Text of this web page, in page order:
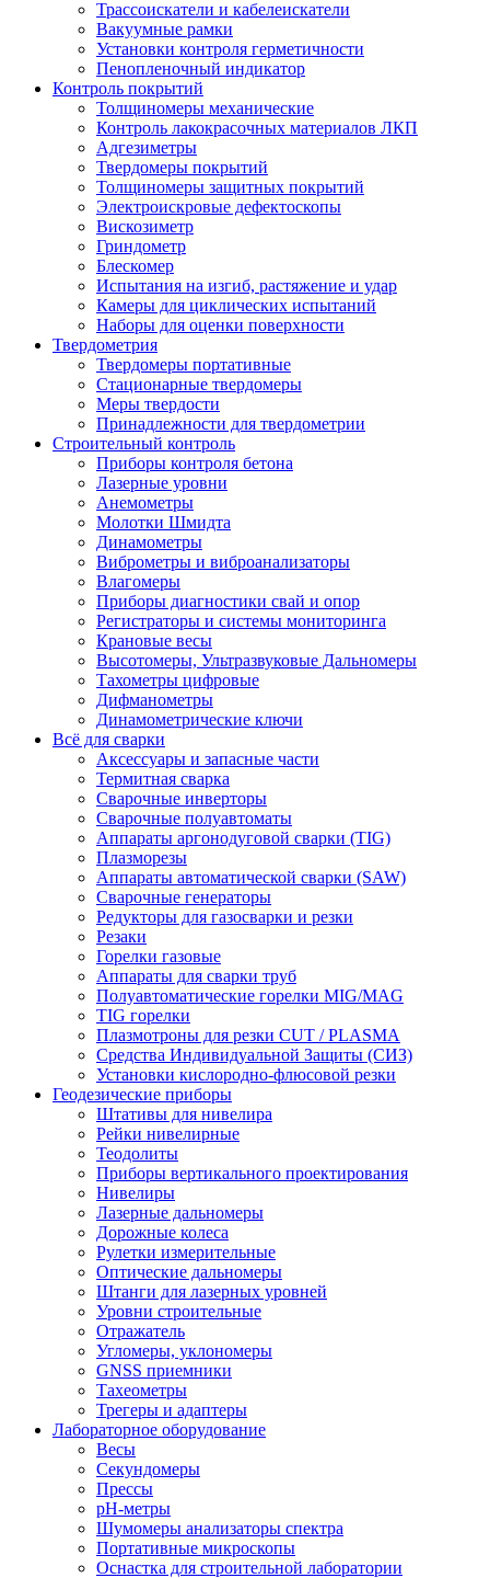
Трассоискатели и кабелеискатели
Вакуумные рамки
Установки контроля герметичности
Пенопленочный индикатор
Контроль покрытий
Толщиномеры механические
Контроль лакокрасочных материалов ЛКП
Адгезиметры
Твердомеры покрытий
Толщиномеры защитных покрытий
Электроискровые дефектоскопы
Вискозиметр
Гриндометр
Блескомер
Испытания на изгиб, растяжение и удар
Камеры для циклических испытаний
Наборы для оценки поверхности
Твердометрия
Твердомеры портативные
Стационарные твердомеры
Меры твердости
Принадлежности для твердометрии
Строительный контроль
Приборы контроля бетона
Лазерные уровни
Анемометры
Молотки Шмидта
Динамометры
Виброметры и виброанализаторы
Влагомеры
Приборы диагностики свай и опор
Регистраторы и системы мониторинга
Крановые весы
Высотомеры, Ультразвуковые Дальномеры
Тахометры цифровые
Дифманометры
Динамометрические ключи
Всё для сварки
Аксессуары и запасные части
Термитная сварка
Сварочные инверторы
Сварочные полуавтоматы
Аппараты аргонодуговой сварки (TIG)
Плазморезы
Аппараты автоматической сварки (SAW)
Сварочные генераторы
Редукторы для газосварки и резки
Резаки
Горелки газовые
Аппараты для сварки труб
Полуавтоматические горелки MIG/MAG
TIG горелки
Плазмотроны для резки CUT / PLASMA
Средства Индивидуальной Защиты (СИЗ)
Установки кислородно-флюсовой резки
Геодезические приборы
Штативы для нивелира
Рейки нивелирные
Теодолиты
Приборы вертикального проектирования
Нивелиры
Лазерные дальномеры
Дорожные колеса
Рулетки измерительные
Оптические дальномеры
Штанги для лазерных уровней
Уровни строительные
Отражатель
Угломеры, уклономеры
GNSS приемники
Тахеометры
Трегеры и адаптеры
Лабораторное оборудование
Весы
Секундомеры
Прессы
pH-метры
Шумомеры анализаторы спектра
Портативные микроскопы
Оснастка для строительной лаборатории